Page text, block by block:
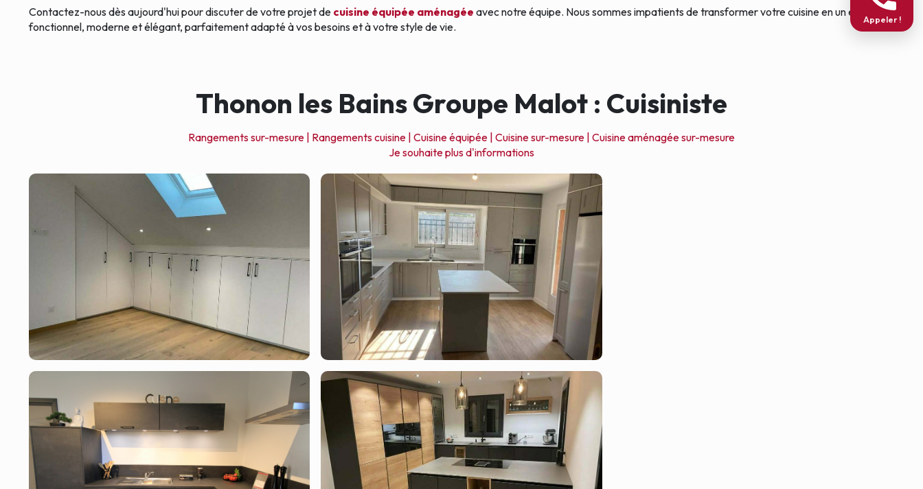
Contactez-nous dès aujourd'hui pour discuter de votre projet de cuisine équipée aménagée avec notre équipe. Nous sommes impatients de transformer votre cuisine en un espace
fonctionnel, moderne et élégant, parfaitement adapté à vos besoins et à votre style de vie.
Thonon les Bains Groupe Malot : Cuisiniste
Rangements sur-mesure | Rangements cuisine | Cuisine équipée | Cuisine sur-mesure | Cuisine aménagée sur-mesure
Je souhaite plus d'informations
Appeler !